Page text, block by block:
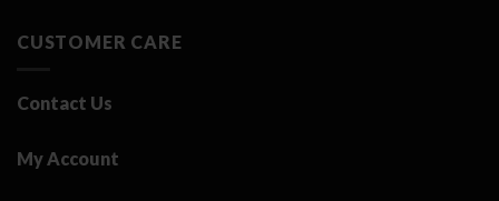
CUSTOMER CARE
Contact Us
My Account